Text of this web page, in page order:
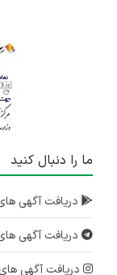
ما را دنبال کنید
دریافت آگهی
دریافت آگهی
دریافت آگهی